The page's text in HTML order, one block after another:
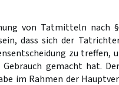
von Tatmitteln nach §
dass sich der
zu treffen,
Gebrauch gemacht hat.
im Rahmen der